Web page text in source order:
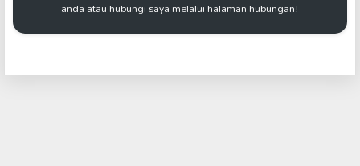
anda atau hubungi saya melalui halaman hubungan!